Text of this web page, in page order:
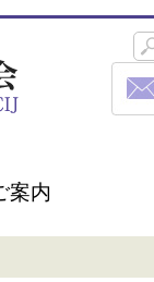
案内